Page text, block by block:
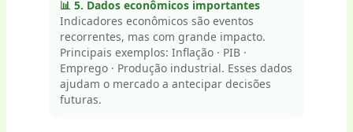
📊 5. Dados econômicos importantes
Indicadores econômicos são eventos
recorrentes, mas com grande impacto.
Principais exemplos: Inflação · PIB ·
Emprego · Produção industrial. Esses dados
ajudam o mercado a antecipar decisões
futuras.